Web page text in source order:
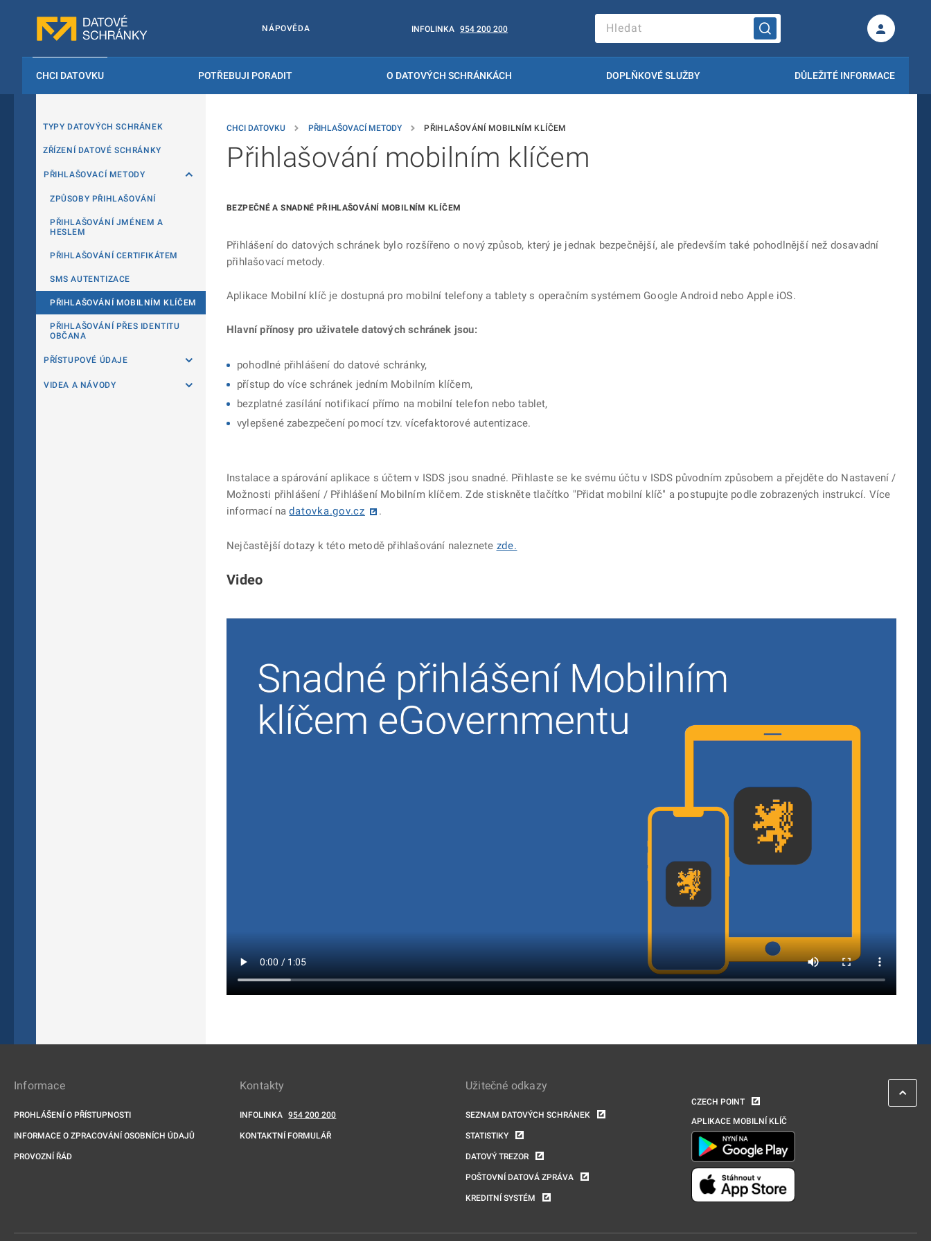
NÁPOVĚDA INFOLINKA 954 200 200
CHCI DATOVKU POTŘEBUJI PORADIT O DATOVÝCH SCHRÁNKÁCH DOPLŇKOVÉ SLUŽBY DŮLEŽITÉ INFORMACE
TYPY DATOVÝCH SCHRÁNEK
ZŘÍZENÍ DATOVÉ SCHRÁNKY
PŘIHLAŠOVACÍ METODY
ZPŮSOBY PŘIHLAŠOVÁNÍ
PŘIHLAŠOVÁNÍ JMÉNEM A
HESLEM
PŘIHLAŠOVÁNÍ CERTIFIKÁTEM
SMS AUTENTIZACE
PŘIHLAŠOVÁNÍ MOBILNÍM KLÍČEM
PŘIHLAŠOVÁNÍ PŘES IDENTITU
OBČANA
PŘÍSTUPOVÉ ÚDAJE
VIDEA A NÁVODY
CHCI DATOVKU PŘIHLAŠOVACÍ METODY PŘIHLAŠOVÁNÍ MOBILNÍM KLÍČEM
Přihlašování mobilním klíčem
BEZPEČNÉ A SNADNÉ PŘIHLAŠOVÁNÍ MOBILNÍM KLÍČEM
Přihlášení do datových schránek bylo rozšířeno o nový způsob, který je jednak bezpečnější, ale především také pohodlnější než dosavadní
přihlašovací metody.
Aplikace Mobilní klíč je dostupná pro mobilní telefony a tablety s operačním systémem Google Android nebo Apple iOS.
Hlavní přínosy pro uživatele datových schránek jsou:
pohodlné přihlášení do datové schránky,
přístup do více schránek jedním Mobilním klíčem,
bezplatné zasílání notifikací přímo na mobilní telefon nebo tablet,
vylepšené zabezpečení pomocí tzv. vícefaktorové autentizace.
Instalace a spárování aplikace s účtem v ISDS jsou snadné. Přihlaste se ke svému účtu v ISDS původním způsobem a přejděte do Nastavení /
Možnosti přihlášení / Přihlášení Mobilním klíčem. Zde stiskněte tlačítko "Přidat mobilní klíč" a postupujte podle zobrazených instrukcí. Více
informací nadatovka.gov.cz .
Nejčastější dotazy k této metodě přihlašování naleznete zde.
Video
Informace
PROHLÁŠENÍ O PŘÍSTUPNOSTI
INFORMACE O ZPRACOVÁNÍ OSOBNÍCH ÚDAJŮ
PROVOZNÍ ŘÁD
Kontakty
INFOLINKA 954 200 200
KONTAKTNÍ FORMULÁŘ
Užitečné odkazy
SEZNAM DATOVÝCH SCHRÁNEK
STATISTIKY
DATOVÝ TREZOR
POŠTOVNÍ DATOVÁ ZPRÁVA
KREDITNÍ SYSTÉM
CZECH POINT
APLIKACE MOBILNÍ KLÍČ